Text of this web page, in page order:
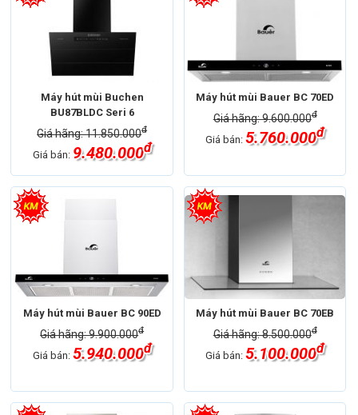
Máy hút mùi Buchen
BU87BLDC Seri 6
Giá hãng: 11.850.000đ
Giá bán: 9.480.000đ
Máy hút mùi Bauer BC 70ED
Giá hãng: 9.600.000đ
Giá bán:5.760.000đ
Máy hút mùi Bauer BC 90ED
Giá hãng: 9.900.000đ
Giá bán: 5.940.000đ
Máy hút mùi Bauer BC 70EB
Giá hãng: 8.500.000đ
Giá bán:5.100.000đ